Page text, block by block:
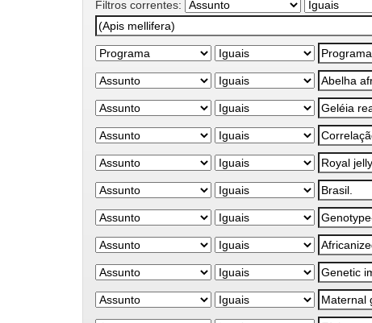
Filtros correntes: